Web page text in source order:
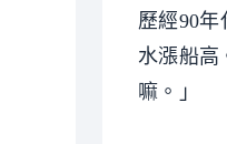
歷經90
水漲船高
嘛。」